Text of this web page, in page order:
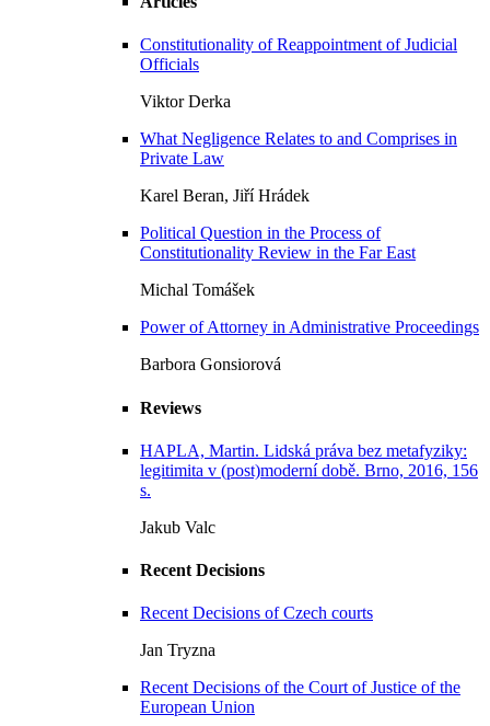
Constitutionality of Reappointment of Judicial
Officials
Viktor Derka
What Negligence Relates to and Comprises in
Private Law
Karel Beran, Jiří Hrádek
Political Question in the Process of
Constitutionality Review in the Far East
Michal Tomášek
Power of Attorney in Administrative Proceedings
Barbora Gonsiorová
Reviews
HAPLA, Martin. Lidská práva bez metafyziky:
legitimita v (post)moderní době. Brno, 2016, 156
s.
Jakub Valc
Recent Decisions
Recent Decisions of Czech courts
Jan Tryzna
Recent Decisions of the Court of Justice of the
European Union